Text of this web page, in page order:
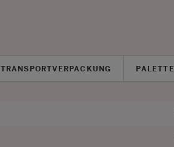
TRANSPORTVERPACKUNG PALETTE